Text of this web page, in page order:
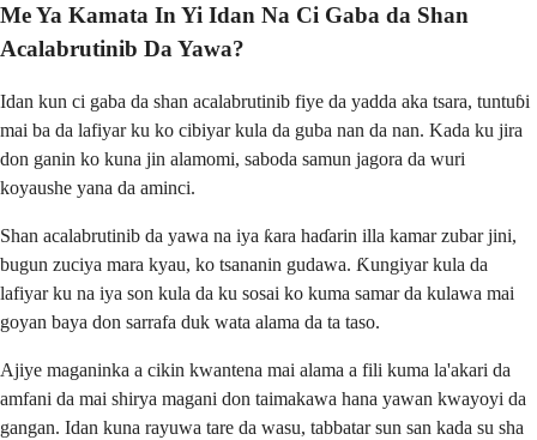
Me Ya Kamata In Yi Idan Na Ci Gaba da Shan
Acalabrutinib Da Yawa?
Idan kun ci gaba da shan acalabrutinib fiye da yadda aka tsara, tuntuɓi
mai ba da lafiyar ku ko cibiyar kula da guba nan da nan. Kada ku jira
don ganin ko kuna jin alamomi, saboda samun jagora da wuri
koyaushe yana da aminci.
Shan acalabrutinib da yawa na iya ƙara haɗarin illa kamar zubar jini,
bugun zuciya mara kyau, ko tsananin gudawa. Ƙungiyar kula da
lafiyar ku na iya son kula da ku sosai ko kuma samar da kulawa mai
goyan baya don sarrafa duk wata alama da ta taso.
Ajiye maganinka a cikin kwantena mai alama a fili kuma la'akari da
amfani da mai shirya magani don taimakawa hana yawan kwayoyi da
gangan. Idan kuna rayuwa tare da wasu, tabbatar sun san kada su sha